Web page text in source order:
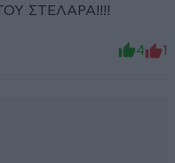
ΣΤΕΛΑΡΑ!!!!
4 1